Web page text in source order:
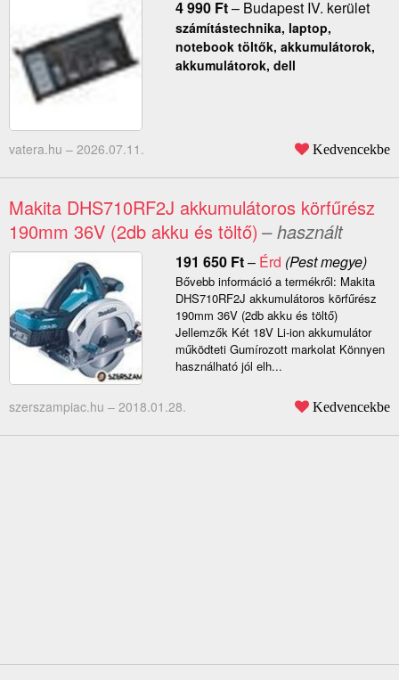
4 990 Ft– Budapest IV. kerület
számítástechnika, laptop,
notebook töltők, akkumulátorok,
akkumulátorok, dell
vatera.hu – 2026.07.11. Kedvencekbe
Makita DHS710RF2J akkumulátoros körfűrész
190mm 36V (2db akku és töltő) – használt
191 650 Ft– Érd (Pest megye)
Bővebb információ a termékről: Makita
DHS710RF2J akkumulátoros körfűrész
190mm 36V (2db akku és töltő)
Jellemzők Két 18V Li-ion akkumulátor
működteti Gumírozott markolat Könnyen
használható jól elh...
szerszampiac.hu – 2018.01.28. Kedvencekbe